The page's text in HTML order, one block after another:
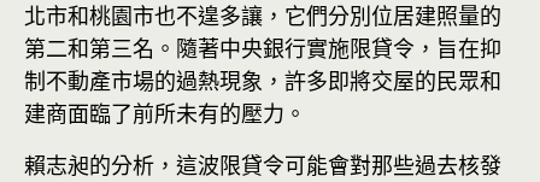
北市和桃園市也不遑多讓，它們分別位居建照量的
第二和第三名。隨著中央銀行實施限貸令，旨在抑
制不動產市場的過熱現象，許多即將交屋的民眾和
建商面臨了前所未有的壓力。
賴志昶的分析，這波限貸令可能會對那些過去核發